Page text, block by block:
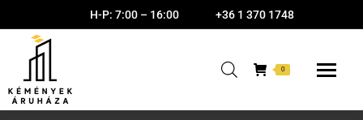
H-P: 7:00 – 16:00 +36 1 370 1748
0